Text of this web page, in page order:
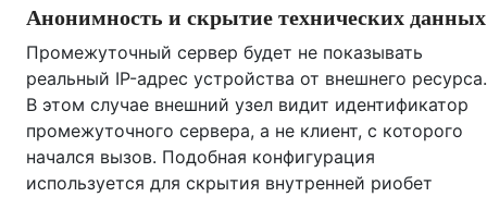
Анонимность и скрытие технических данных
Промежуточный сервер будет не показывать
реальный IP-адрес устройства от внешнего ресурса.
В этом случае внешний узел видит идентификатор
промежуточного сервера, а не клиент, с которого
начался вызов. Подобная конфигурация
используется для скрытия внутренней риобет